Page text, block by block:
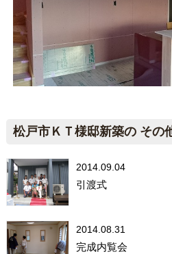
松戸市ＫＴ様邸新築の その
2014.09.04
引渡式
2014.08.31
完成内覧会